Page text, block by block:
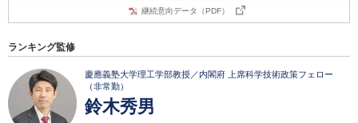
継続意向データ（PDF）
ランキング監修
慶應義塾大学理工学部教授／内閣府 上席科学技術政策フェロー
（非常勤）
鈴木秀男